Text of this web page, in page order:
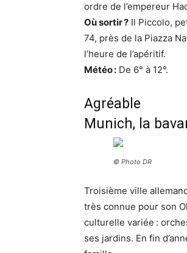
ordre de l’empereur
Où sortir ? Il Piccolo,
74, près de la Piazza
l’heure de l’apéritif.
Météo : De 6° à 12°.
Agréable
Munich, la
© Photo DR
Troisième ville
très connue pour son
culturelle variée :
ses jardins. En fin